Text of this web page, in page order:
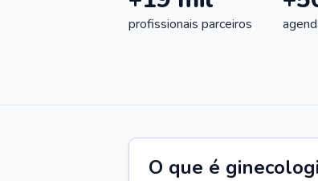
profissionais parceiros
O que é